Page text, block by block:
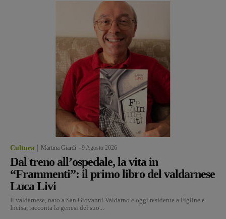
Cultura Martina Giardi 9 Agosto 2026
Dal treno all’ospedale, la vita in
“Frammenti”: il primo libro del valdarnese
Luca Livi
Il valdarnese, nato a San Giovanni Valdarno e oggi residente a Figline e
Incisa, racconta la genesi del suo...